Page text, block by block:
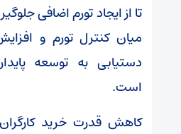
تا از ایجاد تورم اضافی
میان کنترل تورم و
دستیابی به توسعه
است.
کاهش قدرت خرید